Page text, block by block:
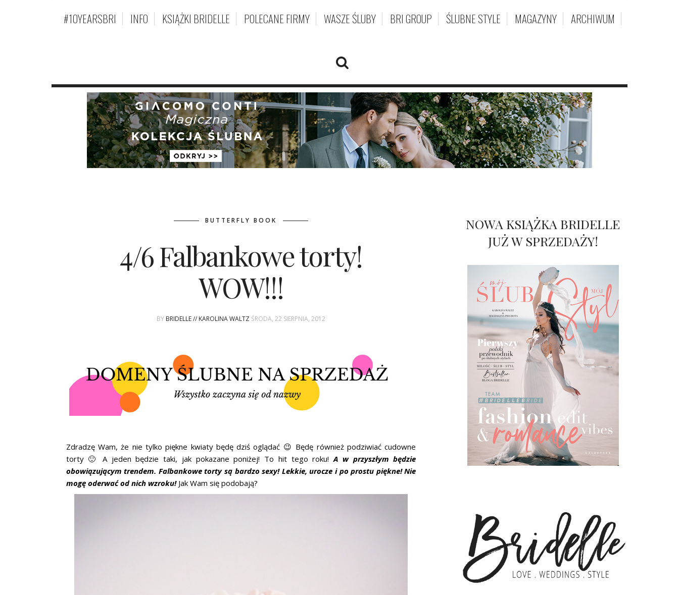
#10YEARSBRI INFO KSIĄŻKI BRIDELLE POLECANE FIRMY WASZE ŚLUBY BRI GROUP ŚLUBNE STYLE MAGAZYNY ARCHIWUM
BUTTERFLY BOOK
4/6 Falbankowe torty!
WOW!!!
BY BRIDELLE // KAROLINA WALTZ ŚRODA, 22 SIERPNIA, 2012
Zdradzę Wam, że nie tylko piękne kwiaty będę dziś oglądać 😉 Będę również podziwiać cudowne
torty 🙂 A jeden będzie taki, jak pokazane poniżej! To hit tego roku!A w przyszłym będzie
obowiązującym trendem. Falbankowe torty są bardzo sexy! Lekkie, urocze i po prostu piękne! Nie
mogę oderwać od nich wzroku! Jak Wam się podobają?
NOWA KSIĄŻKA BRIDELLE
JUŻ W SPRZEDAŻY!